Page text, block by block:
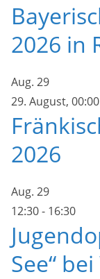
2026 in
Aug. 29
29. August, 00:00
2026
Aug. 29
12:30- 16:30
See“